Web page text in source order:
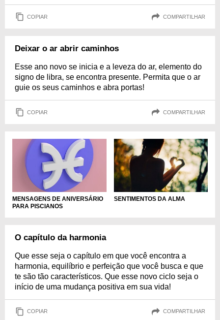
COPIAR COMPARTILHAR
Deixar o ar abrir caminhos
Esse ano novo se inicia e a leveza do ar, elemento do
signo de libra, se encontra presente. Permita que o ar
guie os seus caminhos e abra portas!
COPIAR COMPARTILHAR
MENSAGENS DE ANIVERSÁRIO
PARA PISCIANOS
SENTIMENTOS DA ALMA
O capítulo da harmonia
Que esse seja o capítulo em que você encontra a
harmonia, equilíbrio e perfeição que você busca e que
te são tão característicos. Que esse novo ciclo seja o
início de uma mudança positiva em sua vida!
COPIAR COMPARTILHAR